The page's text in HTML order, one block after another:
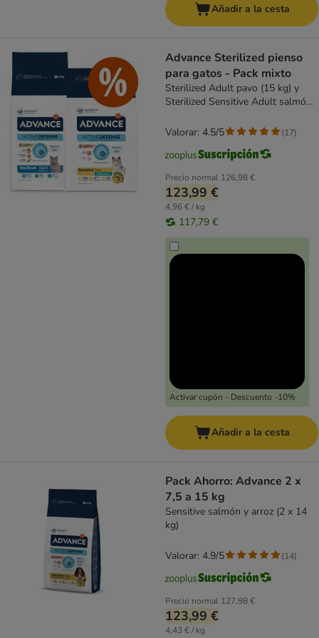
Añadir a la cesta
Advance Sterilized pienso
para gatos - Pack mixto
Sterilized Adult pavo (15 kg) y
Sterilized Sensitive Adult salmón
Precio normal 126,98 €
123,99 €
4,96 € / kg
117,79 €
Activar cupón - Descuento -10%
Valorar: 4.5/5 (17)
Añadir a la cesta
Pack Ahorro: Advance 2 x
7,5 a 15 kg
Sensitive salmón y arroz (2 x 14
kg)
Precio normal 127,98 €
123,99 €
4,43 € / kg
Valorar: 4.9/5 (14)